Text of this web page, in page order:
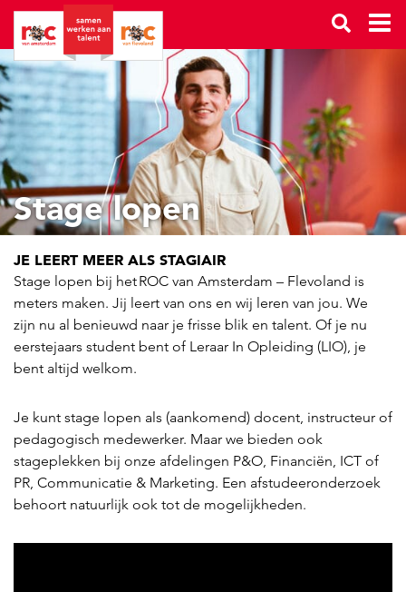
Stage lopen
JE LEERT MEER ALS STAGIAIR
Stage lopen bij het ROC van Amsterdam – Flevoland is
meters maken. Jij leert van ons en wij leren van jou. We
zijn nu al benieuwd naar je frisse blik en talent. Of je nu
eerstejaars student bent of Leraar In Opleiding (LIO), je
bent altijd welkom.
Je kunt stage lopen als (aankomend) docent, instructeur of
pedagogisch medewerker. Maar we bieden ook
stageplekken bij onze afdelingen P&O, Financiën, ICT of
PR, Communicatie & Marketing. Een afstudeeronderzoek
behoort natuurlijk ook tot de mogelijkheden.